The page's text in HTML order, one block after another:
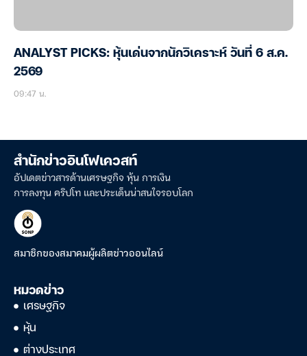
ANALYST PICKS: หุ้นเด่นจากนักวิเคราะห์ วันที่ 6 ส.ค.
2569
09:47 น.
สำนักข่าวอินโฟเควสท์
อัปเดตข่าวสารด้านเศรษฐกิจ หุ้น การเงิน
การลงทุน คริปโท และประเด็นน่าสนใจรอบโลก
สมาชิกของสมาคมผู้ผลิตข่าวออนไลน์
หมวดข่าว
เศรษฐกิจ
หุ้น
ต่างประเทศ